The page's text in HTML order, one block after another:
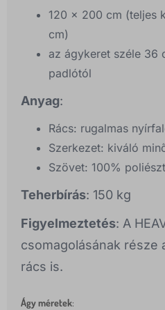
120 x 200 cm (teljes
cm)
az ágykeret széle 36
padlótól
Anyag:
Rács: rugalmas
Szerkezet: kiváló
Szövet: 100%
Teherbírás: 150 kg
Figyelmeztetés: A
csomagolásának része
rács is.
Ágy méretek: